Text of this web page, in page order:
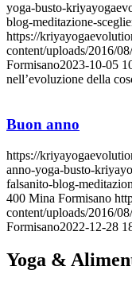
yoga-busto-
blog-meditazione-
https://
content/uploads/2016/
Formisano2023-10-05
nell’evoluzione della
Buon anno
https://
anno-yoga-busto-
falsanito-blog-
400 Mina Formisano
content/uploads/2016/
Formisano2022-12-28
Yoga &